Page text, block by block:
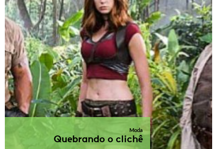
Moda
Quebrando o clichê